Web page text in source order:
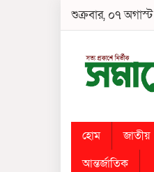
শুক্রবার, ০৭
হোম জাতীয়
আন্তর্জাতিক